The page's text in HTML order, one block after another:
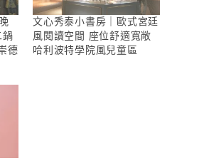
鍋
德
文心秀泰小書房｜歐式宮廷
風閱讀空間 座位舒適寬敞
哈利波特學院風兒童區